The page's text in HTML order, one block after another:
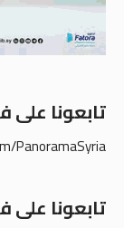
تابعونا
PanoramaSyria
تابعونا